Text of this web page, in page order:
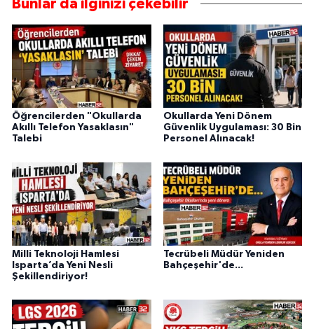
Bunlar da ilginizi çekebilir
Öğrencilerden "Okullarda
Akıllı Telefon Yasaklasın"
Talebi
Okullarda Yeni Dönem
Güvenlik Uygulaması: 30 Bin
Personel Alınacak!
Milli Teknoloji Hamlesi
Isparta’da Yeni Nesli
Şekillendiriyor!
Tecrübeli Müdür Yeniden
Bahçeşehir'de...